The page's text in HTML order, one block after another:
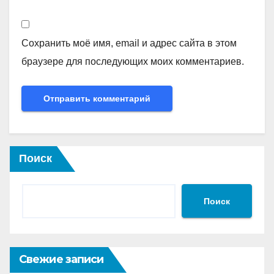
Сохранить моё имя, email и адрес сайта в этом
браузере для последующих моих комментариев.
Поиск
Поиск
Свежие записи